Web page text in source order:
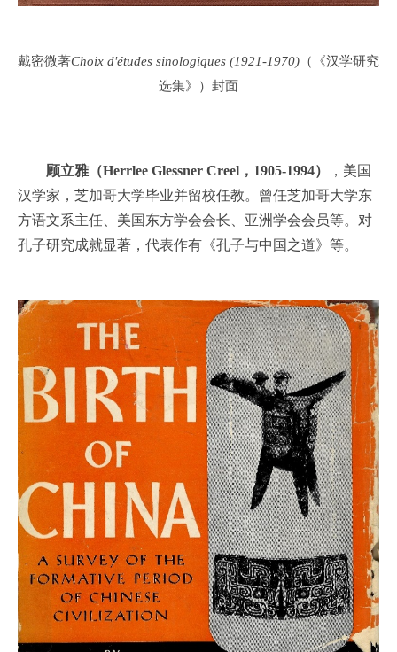
戴密微著Choix d'études sinologiques (1921-1970) （《汉学研究
选集》）封面
顾立雅（Herrlee Glessner Creel，1905-1994）
，美国
汉学家，芝加哥大学毕业并留校任教。曾任芝加哥大学东
方语文系主任、美国东方学会会长、亚洲学会会员等。对
孔子研究成就显著，代表作有《孔子与中国之道》等。